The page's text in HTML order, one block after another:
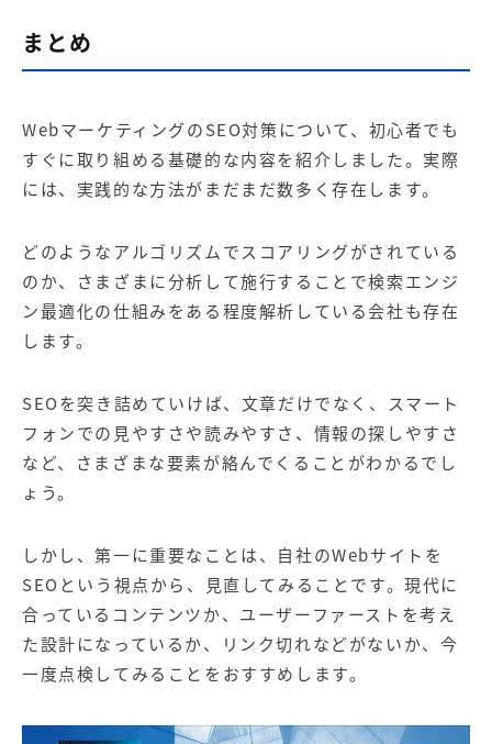
まとめ
WebマーケティングのSEO対策について、初心者でも
すぐに取り組める基礎的な内容を紹介しました。実際
には、実践的な方法がまだまだ数多く存在します。
どのようなアルゴリズムでスコアリングがされている
のか、さまざまに分析して施行することで検索エンジ
ン最適化の仕組みをある程度解析している会社も存在
します。
SEOを突き詰めていけば、文章だけでなく、スマート
フォンでの見やすさや読みやすさ、情報の探しやすさ
など、さまざまな要素が絡んでくることがわかるでし
ょう。
しかし、第一に重要なことは、自社のWebサイトを
SEOという視点から、見直してみることです。現代に
合っているコンテンツか、ユーザーファーストを考え
た設計になっているか、リンク切れなどがないか、今
一度点検してみることをおすすめします。